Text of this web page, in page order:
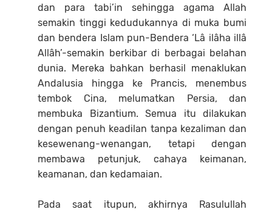
dan para tabi’in sehingga agama Allah
semakin tinggi kedudukannya di muka bumi
dan bendera Islam pun-Bendera ‘Lâ ilâha illâ
Allâh’-semakin berkibar di berbagai belahan
dunia. Mereka bahkan berhasil menaklukan
Andalusia hingga ke Prancis, menembus
tembok Cina, melumatkan Persia, dan
membuka Bizantium. Semua itu dilakukan
dengan penuh keadilan tanpa kezaliman dan
kesewenang-wenangan, tetapi dengan
membawa petunjuk, cahaya keimanan,
keamanan, dan kedamaian.
Pada saat itupun, akhirnya Rasulullah